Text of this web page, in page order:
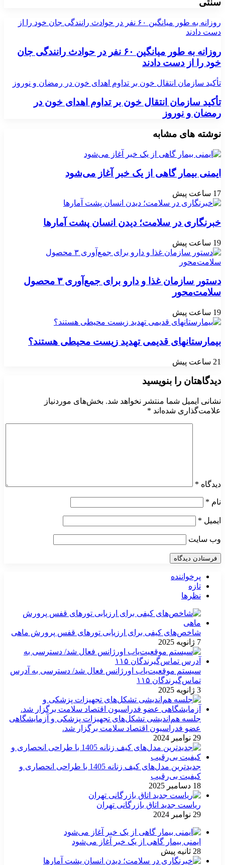
سنتی
روزانه به طور میانگین ۶۰ نفر در حوادث رانندگی جان خود را از
دست دادند
روزانه به طور میانگین ۶۰ نفر در حوادث رانندگی جان
خود را از دست دادند
تأکید سازمان انتقال خون بر تداوم اهدای خون در رمضان و نوروز
تأکید سازمان انتقال خون بر تداوم اهدای خون در
رمضان و نوروز
نوشته های مشابه
ایمنی بیمار گاهی از یک خبر آغاز می‌شود
17 ساعت پیش
خبرنگاری در سلامت؛ دیدن انسان پشت آمارها
19 ساعت پیش
دستور سازمان غذا و دارو برای جمع‌آوری ۳ محصول
سلامت‌محور
19 ساعت پیش
بیمارستانهای قدیمی تهدید زیست محیطی هستند؟
21 ساعت پیش
دیدگاهتان را بنویسید
نشانی ایمیل شما منتشر نخواهد شد. بخش‌های موردنیاز
علامت‌گذاری شده‌اند *
دیدگاه *
نام *
ایمیل *
وب‌ سایت
پرخواننده
تازه
نظرها
شاخص‌های کیفی برای ارزیابی تورهای قفس پرورش ماهی
7 ژانویه 2025
سیستم موقعیت‌یاب اورژانس فعال شد/ دسترسی به آدرس
تماس‌گیرندگان ۱۱۵
3 ژانویه 2025
جلسه هم‌اندیشی تشکل‌های تجهیزات پزشکی و آزمایشگاهی
عضو فدراسیون اقتصاد سلامت برگزار شد.
29 نوامبر 2024
جدیدترین مدل‌های کیف زنانه 1405 با طراحی انحصاری و
کیفیت بی‌رقیب
18 دسامبر 2025
ریاست جدید اتاق بازرگانی تهران
29 نوامبر 2024
ایمنی بیمار گاهی از یک خبر آغاز می‌شود
28 ثانیه پیش